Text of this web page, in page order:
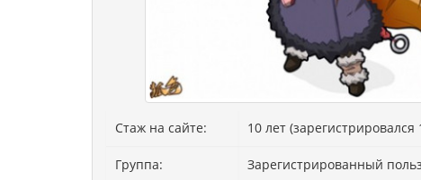
Стаж на сайте: 10 лет (зарегистрировался
Группа: Зарегистрированный